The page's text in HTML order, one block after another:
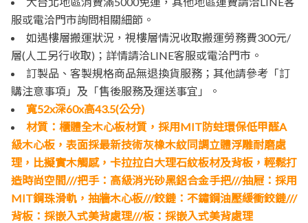
服或電洽門市詢問相關細節。
如遇樓層搬運狀況，視樓層情況收取搬運勞務費300元/
層(人工另行收取)；詳情請洽LINE客服或電洽門市。
訂製品、客製規格商品無退換貨服務；其他請參考「訂
購注意事項」及「售後服務及運送事宜」。
寬52x深60x高43.5(公分)
材質：櫃體全木心板材質，採用MIT防蛀環保低甲醛A
級木心板，表面採最新技術灰橡木紋同調立體浮雕耐磨處
理，比擬實木觸感，卡拉拉白大理石紋板材及背板，輕鬆打
造時尚空間///把手：高級消光砂黑鋁合金手把///抽屜：採用
MIT鋼珠滑軌，抽牆木心板///鉸鏈：不鏽鋼油壓緩衝鉸鏈///
背板：採嵌入式美背處理///板：採嵌入式美背處理